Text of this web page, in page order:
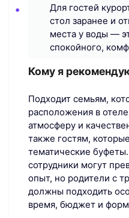
Для гостей
стол заранее и
места у воды —
спокойного,
Кому я
Подходит семьям,
расположения в
атмосферу и
также гостям,
тематические
сотрудники могут
опыт, но родители с
должны подходить
время, бюджет и